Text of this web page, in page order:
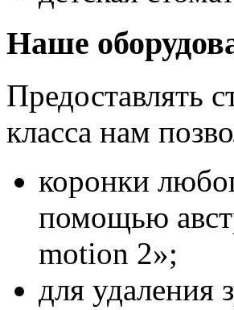
Наше
Предоставлять
класса нам
коронки
помощью
motion 2»;
для удаления